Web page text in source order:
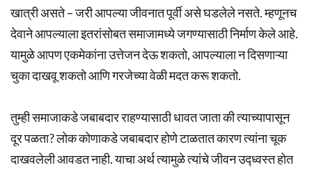
खात्री असते – जरी आपल्या जीवनात पूर्वी असे घडलेले नसते. म्हणूनच
देवाने आपल्याला इतरांसोबत समाजामध्ये जगण्यासाठी निर्माण केले आहे.
यामुळे आपण एकमेकांना उत्तेजन देऊ शकतो, आपल्याला न दिसणाऱ्या
चुका दाखवू शकतो आणि गरजेच्या वेळी मदत करू शकतो.
तुम्ही समाजाकडे जबाबदार राहण्यासाठी धावत जाता की त्याच्यापासून
दूर पळता? लोक कोणाकडे जबाबदार होणे टाळतात कारण त्यांना चूक
दाखवलेली आवडत नाही. याचा अर्थ त्यामुळे त्यांचे जीवन उद्ध्वस्त होत